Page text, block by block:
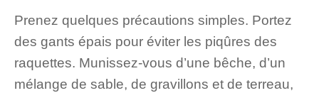
Prenez quelques précautions simples. Portez
des gants épais pour éviter les piqûres des
raquettes. Munissez-vous d’une bêche, d’un
mélange de sable, de gravillons et de terreau,